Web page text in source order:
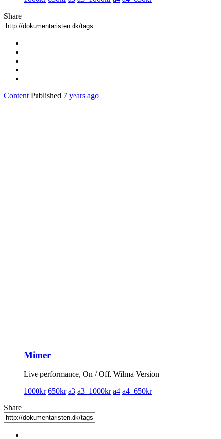
Share
Content Published 7 years ago
Mimer
Live performance, On / Off, Wilma Version
1000kr 650kr a3 a3_1000kr a4 a4_650kr
Share